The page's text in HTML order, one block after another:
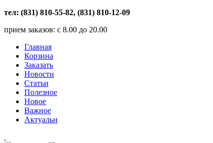
тел: (831) 810-55-82, (831) 810-12-09
прием заказов: с 8.00 до 20.00
Главная
Корзина
Заказать
Новости
Статьи
Полезное
Новое
Важное
Актуальн